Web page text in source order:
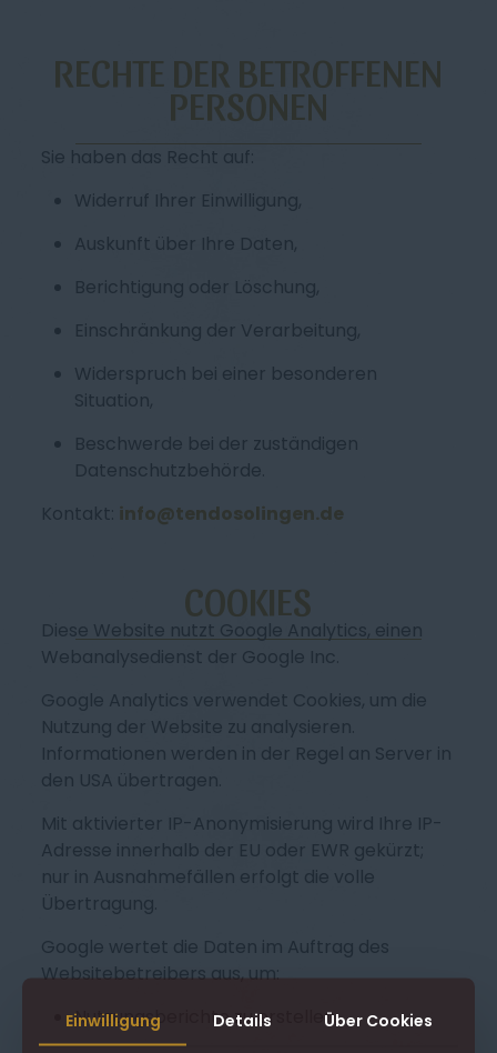
RECHTE DER BETROFFENEN
PERSONEN
Sie haben das Recht auf:
Widerruf Ihrer Einwilligung,
Auskunft über Ihre Daten,
Berichtigung oder Löschung,
Einschränkung der Verarbeitung,
Widerspruch bei einer besonderen
Situation,
Beschwerde bei der zuständigen
Datenschutzbehörde.
Kontakt: info@tendosolingen.de
COOKIES
Diese Website nutzt Google Analytics, einen
Webanalysedienst der Google Inc.
Google Analytics verwendet Cookies, um die
Nutzung der Website zu analysieren.
Informationen werden in der Regel an Server in
den USA übertragen.
Mit aktivierter IP-Anonymisierung wird Ihre IP-
Adresse innerhalb der EU oder EWR gekürzt;
nur in Ausnahmefällen erfolgt die volle
Übertragung.
Google wertet die Daten im Auftrag des
Websitebetreibers aus, um:
Nutzungsberichte zu erstellen,
Einwilligung Details Über Cookies